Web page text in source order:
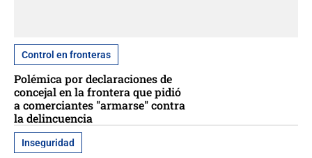
Control en fronteras
Polémica por declaraciones de
concejal en la frontera que pidió
a comerciantes "armarse" contra
la delincuencia
Inseguridad